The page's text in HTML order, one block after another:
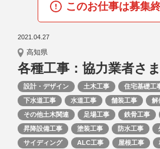
このお仕事は募集
2021.04.27
高知県
各種工事：協力業者さ
設計・デザイン 土木工事 住宅基礎工
下水道工事
水道工事 舗装工事
解
その他土木関連
足場工事 鉄骨工事
昇降設備工事
塗装工事 防水工事
サイディング
ALC工事 屋根工事